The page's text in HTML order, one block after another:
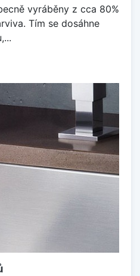
vyráběny z cca 80%
Tím se dosáhne